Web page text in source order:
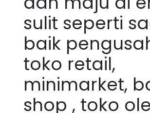
sulit seperti
baik
toko retail,
minimarket,
shop , toko